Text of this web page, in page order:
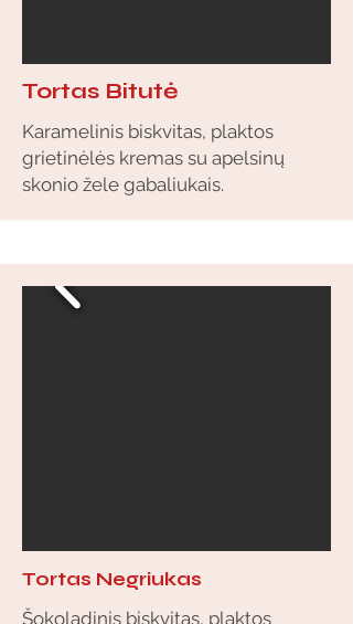
Tortas Bitutė
Karamelinis biskvitas, plaktos
grietinėlės kremas su apelsinų
skonio žele gabaliukais.
Tortas Negriukas
Šokoladinis biskvitas, plaktos